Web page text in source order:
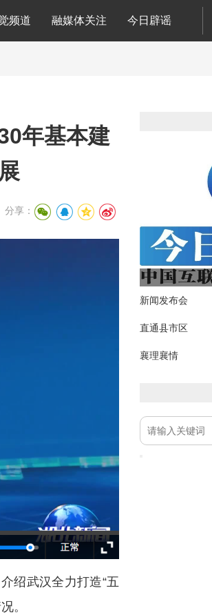
频道 融媒体关注 今日辟谣
年基本建
分享：
绍武汉全力打造“五
。
新闻发布会
直通县市区
襄理襄情